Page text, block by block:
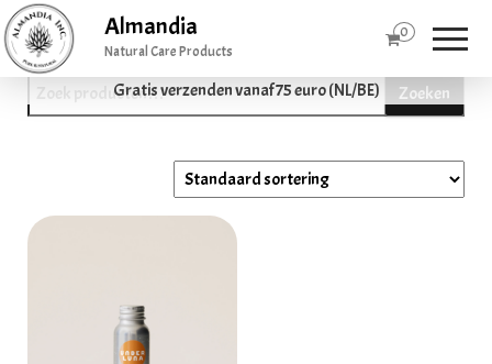
Gratis verzenden vanaf 75 euro (NL/BE)
Almandia
Natural Care Products
0
Zoeken naar: Zoeken